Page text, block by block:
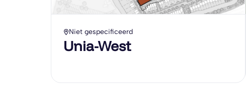
Niet gespecificeerd
Unia-West